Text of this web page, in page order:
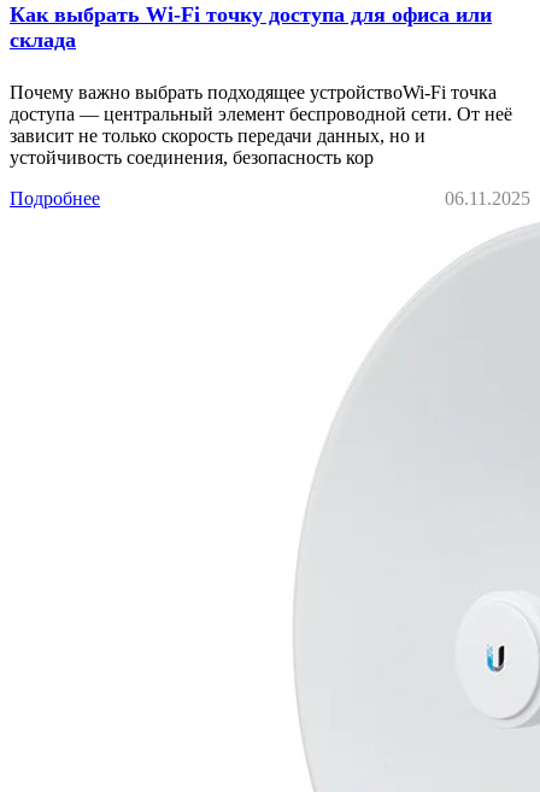
Как выбрать Wi-Fi точку доступа для офиса или
склада
Почему важно выбрать подходящее устройствоWi-Fi точка
доступа — центральный элемент беспроводной сети. От неё
зависит не только скорость передачи данных, но и
устойчивость соединения, безопасность кор
Подробнее
06.11.2025